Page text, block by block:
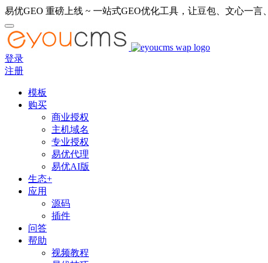
易优GEO 重磅上线 ~ 一站式GEO优化工具，让豆包、文心一
登录
注册
模板
购买
商业授权
主机域名
专业授权
易优代理
易优AI版
生态+
应用
源码
插件
问答
帮助
视频教程